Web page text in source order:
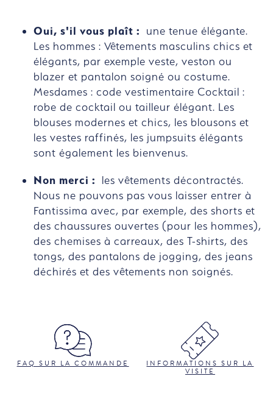
Oui, s'il vous plaît :
une tenue élégante.
Les hommes : Vêtements masculins chics et
élégants, par exemple veste, veston ou
blazer et pantalon soigné ou costume.
Mesdames : code vestimentaire Cocktail :
robe de cocktail ou tailleur élégant. Les
blouses modernes et chics, les blousons et
les vestes raffinés, les jumpsuits élégants
sont également les bienvenus.
Non merci :
les vêtements décontractés.
Nous ne pouvons pas vous laisser entrer à
Fantissima avec, par exemple, des shorts et
des chaussures ouvertes (pour les hommes),
des chemises à carreaux, des T-shirts, des
tongs, des pantalons de jogging, des jeans
déchirés et des vêtements non soignés.
FAQ SUR LA COMMANDE INFORMATIONS SUR LA
VISITE